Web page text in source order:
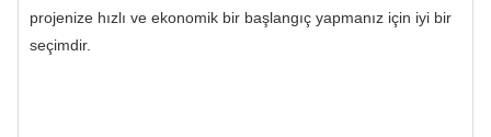
projenize hızlı ve ekonomik bir başlangıç ​​yapmanız için iyi bir
seçimdir.